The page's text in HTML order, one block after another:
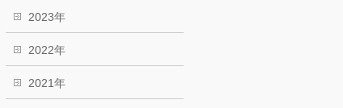
2023年
2022年
2021年